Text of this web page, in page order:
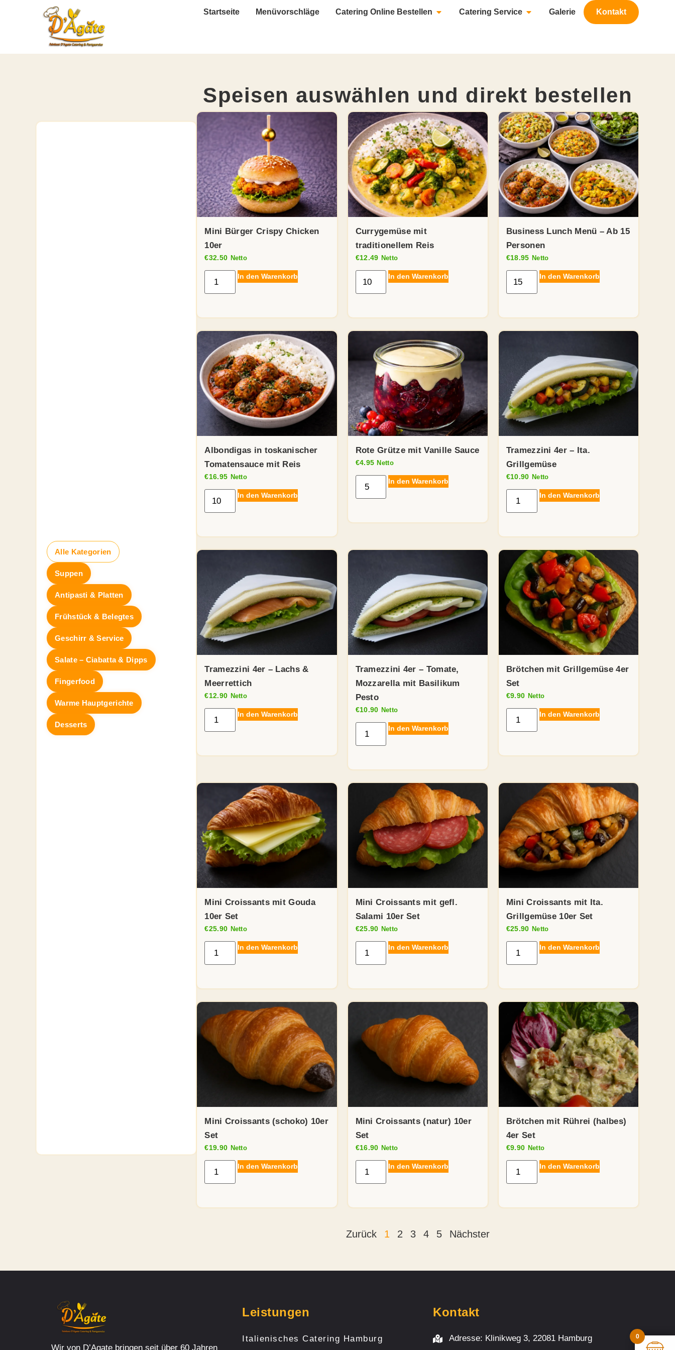
Startseite Menüvorschläge Catering Online Bestellen Catering Service Galerie Kontakt
Suppen
Antipasti & Platten
Frühstück & Belegtes
Geschirr & Service
Salate – Ciabatta & Dipps
Fingerfood
Warme Hauptgerichte
Desserts
Alle Kategorien
Speisen auswählen und direkt bestellen
Mini Bürger Crispy Chicken
10er
€32.50 Netto
In den Warenkorb
Currygemüse mit
traditionellem Reis
€12.49 Netto
In den Warenkorb
Business Lunch Menü – Ab 15
Personen
€18.95 Netto
In den Warenkorb
Albondigas in toskanischer
Tomatensauce mit Reis
€16.95 Netto
In den Warenkorb
Rote Grütze mit Vanille Sauce
€4.95 Netto
In den Warenkorb
Tramezzini 4er – Ita.
Grillgemüse
€10.90 Netto
In den Warenkorb
Tramezzini 4er – Lachs &
Meerrettich
€12.90 Netto
In den Warenkorb
Tramezzini 4er – Tomate,
Mozzarella mit Basilikum
Pesto
€10.90 Netto
In den Warenkorb
Brötchen mit Grillgemüse 4er
Set
€9.90 Netto
In den Warenkorb
Mini Croissants mit Gouda
10er Set
€25.90 Netto
In den Warenkorb
Mini Croissants mit gefl.
Salami 10er Set
€25.90 Netto
In den Warenkorb
Mini Croissants mit Ita.
Grillgemüse 10er Set
€25.90 Netto
In den Warenkorb
Mini Croissants (schoko) 10er
Set
€19.90 Netto
In den Warenkorb
Mini Croissants (natur) 10er
Set
€16.90 Netto
In den Warenkorb
Brötchen mit Rührei (halbes)
4er Set
€9.90 Netto
In den Warenkorb
Zurück 1 2 3 4 5 Nächster
Wir von D’Agate bringen seit über 60 Jahren
Leistungen
Italienisches Catering Hamburg
Kontakt
Adresse: Klinikweg 3, 22081 Hamburg 0